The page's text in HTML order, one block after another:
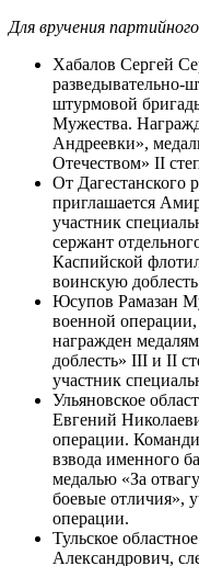
Для вручения
Хабалов Сергей
разведывательно-
штурмовой
Мужества.
Андреевки»,
Отечеством» II
От Дагестанского
приглашается
участник
сержант
Каспийской
воинскую
Юсупов Рамазан
военной
награжден
доблесть» III и II
участник
Ульяновское
Евгений
операции.
взвода именного
медалью «За
боевые отличия»,
операции.
Тульское
Александрович,